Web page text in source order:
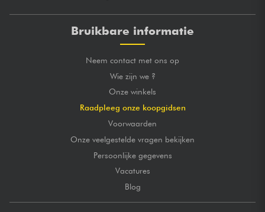
Bruikbare informatie
Neem contact met ons op
Wie zijn we ?
Onze winkels
Raadpleeg onze koopgidsen
Voorwaarden
Onze veelgestelde vragen bekijken
Persoonlijke gegevens
Vacatures
Blog